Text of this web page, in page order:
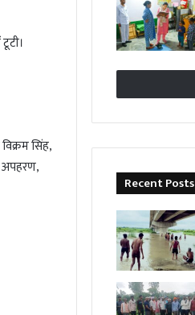
सिंह,
अपहरण,
Recent Posts